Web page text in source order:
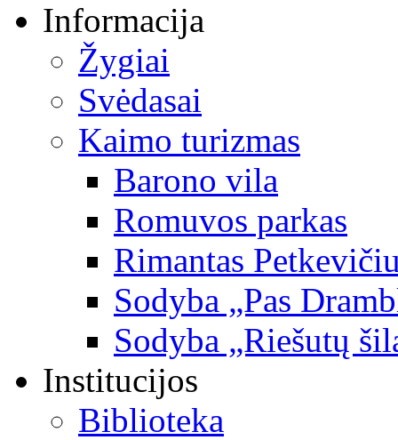
Informacija
Žygiai
Svėdasai
Kaimo turizmas
Barono vila
Romuvos parkas
Rimantas
Sodyba „Pas
Sodyba „Riešutų
Institucijos
Biblioteka